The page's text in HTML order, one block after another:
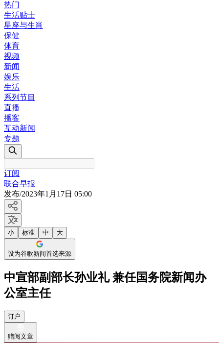
热门
生活贴士
星座与生肖
保健
体育
视频
新闻
娱乐
生活
系列节目
直播
播客
互动新闻
专题
订阅
联合早报
发布/2023年1月17日 05:00
小 标准 中 大
设为谷歌新闻首选来源
中宣部副部长孙业礼 兼任国务院新闻办
公室主任
订户
赠阅文章